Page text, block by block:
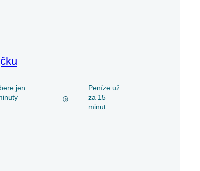
jen
Peníze už
za 15
minut